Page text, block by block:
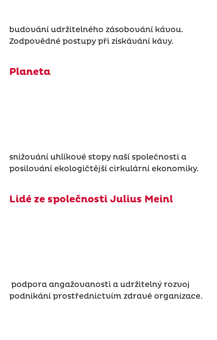
budování udržitelného zásobování kávou.
Zodpovědné postupy při získávání kávy.
Planeta
snižování uhlíkové stopy naší společnosti a
posilování ekologičtější cirkulární ekonomiky.
Lidé ze společnosti Julius Meinl
podpora angažovanosti a udržitelný rozvoj
podnikání prostřednictvím zdravé organizace.